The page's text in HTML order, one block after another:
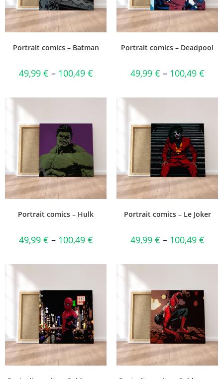
Portrait comics – Batman
49,99 € – 100,49 €
Portrait comics – Deadpool
49,99 € – 100,49 €
Portrait comics – Hulk
49,99 € – 100,49 €
Portrait comics – Le Joker
49,99 € – 100,49 €